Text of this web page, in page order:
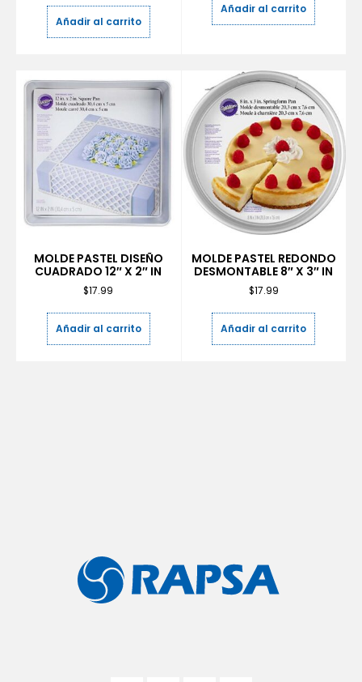
Añadir al carrito
Añadir al carrito
MOLDE PASTEL DISEÑO
CUADRADO 12″ X 2″ IN
$17.99
Añadir al carrito
MOLDE PASTEL REDONDO
DESMONTABLE 8″ X 3″ IN
$17.99
Añadir al carrito